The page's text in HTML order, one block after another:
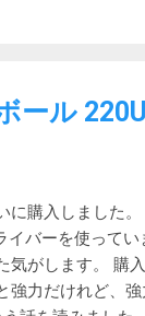
成しました。 当
かし、届いた新
ル
に購入しました
バーを使って
気がします。 購
強力だけれど、